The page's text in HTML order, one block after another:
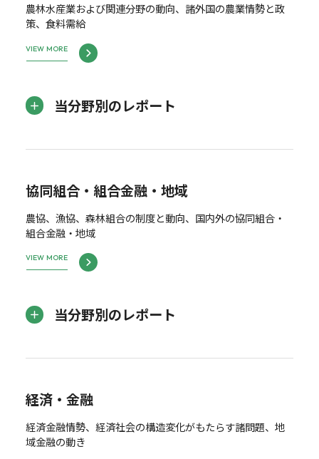
農林水産業および関連分野の動向、諸外国の農業情勢と政
策、食料需給
VIEW MORE
当分野別のレポート
協同組合・組合金融・地域
農協、漁協、森林組合の制度と動向、国内外の協同組合・
組合金融・地域
VIEW MORE
当分野別のレポート
経済・金融
経済金融情勢、経済社会の構造変化がもたらす諸問題、地
域金融の動き